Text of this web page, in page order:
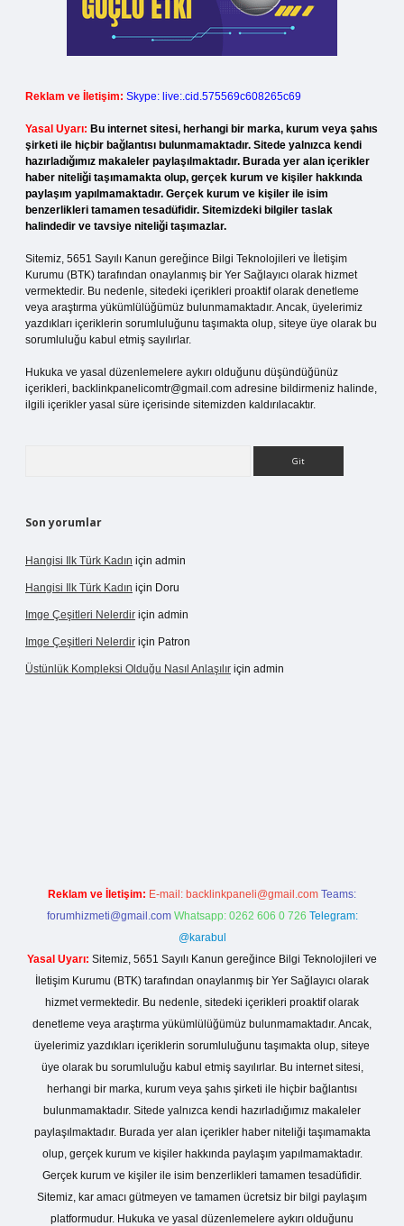
Reklam ve İletişim: Skype: live:.cid.575569c608265c69
Yasal Uyarı: Bu internet sitesi, herhangi bir marka, kurum veya şahıs
şirketi ile hiçbir bağlantısı bulunmamaktadır. Sitede yalnızca kendi
hazırladığımız makaleler paylaşılmaktadır. Burada yer alan içerikler
haber niteliği taşımamakta olup, gerçek kurum ve kişiler hakkında
paylaşım yapılmamaktadır. Gerçek kurum ve kişiler ile isim
benzerlikleri tamamen tesadüfidir. Sitemizdeki bilgiler taslak
halindedir ve tavsiye niteliği taşımazlar.
Sitemiz, 5651 Sayılı Kanun gereğince Bilgi Teknolojileri ve İletişim
Kurumu (BTK) tarafından onaylanmış bir Yer Sağlayıcı olarak hizmet
vermektedir. Bu nedenle, sitedeki içerikleri proaktif olarak denetleme
veya araştırma yükümlülüğümüz bulunmamaktadır. Ancak, üyelerimiz
yazdıkları içeriklerin sorumluluğunu taşımakta olup, siteye üye olarak bu
sorumluluğu kabul etmiş sayılırlar.
Hukuka ve yasal düzenlemelere aykırı olduğunu düşündüğünüz
içerikleri, backlinkpanelicomtr@gmail.com adresine bildirmeniz halinde,
ilgili içerikler yasal süre içerisinde sitemizden kaldırılacaktır.
Son yorumlar
Hangisi Ilk Türk Kadın için admin
Hangisi Ilk Türk Kadın için Doru
Imge Çeşitleri Nelerdir için admin
Imge Çeşitleri Nelerdir için Patron
Üstünlük Kompleksi Olduğu Nasıl Anlaşılır için admin
Reklam ve İletişim: E-mail: backlinkpaneli@gmail.com Teams:
forumhizmeti@gmail.com Whatsapp: 0262 606 0 726 Telegram:
@karabul
Yasal Uyarı: Sitemiz, 5651 Sayılı Kanun gereğince Bilgi Teknolojileri ve
İletişim Kurumu (BTK) tarafından onaylanmış bir Yer Sağlayıcı olarak
hizmet vermektedir. Bu nedenle, sitedeki içerikleri proaktif olarak
denetleme veya araştırma yükümlülüğümüz bulunmamaktadır. Ancak,
üyelerimiz yazdıkları içeriklerin sorumluluğunu taşımakta olup, siteye
üye olarak bu sorumluluğu kabul etmiş sayılırlar. Bu internet sitesi,
herhangi bir marka, kurum veya şahıs şirketi ile hiçbir bağlantısı
bulunmamaktadır. Sitede yalnızca kendi hazırladığımız makaleler
paylaşılmaktadır. Burada yer alan içerikler haber niteliği taşımamakta
olup, gerçek kurum ve kişiler hakkında paylaşım yapılmamaktadır.
Gerçek kurum ve kişiler ile isim benzerlikleri tamamen tesadüfidir.
Sitemiz, kar amacı gütmeyen ve tamamen ücretsiz bir bilgi paylaşım
platformudur. Hukuka ve yasal düzenlemelere aykırı olduğunu